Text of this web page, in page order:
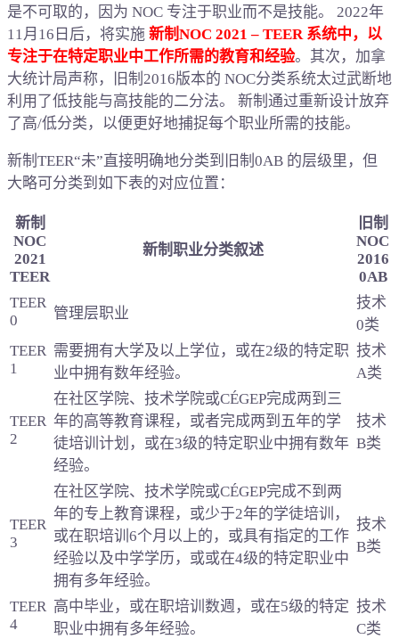
是不可取的，因为 NOC 专注于职业而不是技能。 2022年
11月16日后，将实施 新制NOC 2021 – TEER 系统中，以
专注于在特定职业中工作所需的教育和经验。其次，加拿
大统计局声称，旧制2016版本的 NOC分类系统太过武断地
利用了低技能与高技能的二分法。 新制通过重新设计放弃
了高/低分类，以便更好地捕捉每个职业所需的技能。
新制TEER“未”直接明确地分类到旧制0AB 的层级里，但
大略可分类到如下表的对应位置：
新制
NOC
2021
TEER
新制职业分类叙述
旧制
NOC
2016
0AB
TEER
0
管理层职业
技术
0类
TEER
1
需要拥有大学及以上学位，或在2级的特定职
业中拥有数年经验。
技术
A类
TEER
2
在社区学院、技术学院或CÉGEP完成两到三
年的高等教育课程，或者完成两到五年的学
徒培训计划，或在3级的特定职业中拥有数年
经验。
技术
B类
TEER
3
在社区学院、技术学院或CÉGEP完成不到两
年的专上教育课程，或少于2年的学徒培训，
或在职培训6个月以上的，或具有指定的工作
经验以及中学学历，或或在4级的特定职业中
拥有多年经验。
技术
B类
TEER
4
高中毕业，或在职培训数週，或在5级的特定
职业中拥有多年经验。
技术
C类